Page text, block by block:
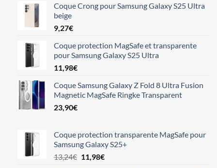
Coque Crong pour Samsung Galaxy S25 Ultra
beige
9,27€
Coque protection MagSafe et transparente
pour Samsung Galaxy S25 Ultra
11,98€
Coque Samsung Galaxy Z Fold 8 Ultra Fusion
Magnetic MagSafe Ringke Transparent
23,90€
Coque protection transparente MagSafe pour
Samsung Galaxy S25+
13,24€ Le
11,98€Le